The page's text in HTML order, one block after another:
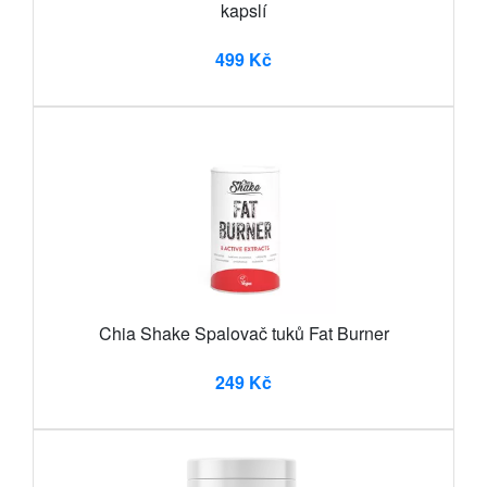
kapslí
499 Kč
Chia Shake Spalovač tuků Fat Burner
249 Kč